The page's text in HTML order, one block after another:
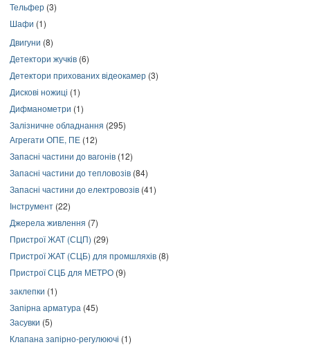
Тельфер (3)
Шафи (1)
Двигуни (8)
Детектори жучків (6)
Детектори прихованих відеокамер (3)
Дискові ножиці (1)
Дифманометри (1)
Залізничне обладнання (295)
Агрегати ОПЕ, ПЕ (12)
Запасні частини до вагонів (12)
Запасні частини до тепловозів (84)
Запасні частини до електровозів (41)
Інструмент (22)
Джерела живлення (7)
Пристрої ЖАТ (СЦП) (29)
Пристрої ЖАТ (СЦБ) для промшляхів (8)
Пристрої СЦБ для МЕТРО (9)
заклепки (1)
Запірна арматура (45)
Засувки (5)
Клапана запірно-регулюючі (1)